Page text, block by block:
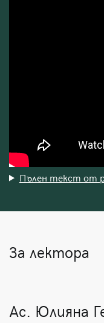
Пълен текст от
За лектора
Ас. Юлияна